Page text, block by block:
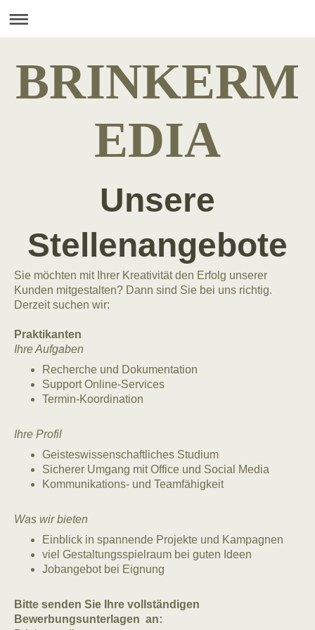
BRINKERM
EDIA
Unsere
Stellenangebote
Sie möchten mit Ihrer Kreativität den Erfolg unserer
Kunden mitgestalten? Dann sind Sie bei uns richtig.
Derzeit suchen wir:
Praktikanten
Ihre Aufgaben
Recherche und Dokumentation
Support Online-Services
Termin-Koordination
Ihre Profil
Geisteswissenschaftliches Studium
Sicherer Umgang mit Office und Social Media
Kommunikations- und Teamfähigkeit
Was wir bieten
Einblick in spannende Projekte und Kampagnen
viel Gestaltungsspielraum bei guten Ideen
Jobangebot bei Eignung
Bitte senden Sie Ihre vollständigen
Bewerbungsunterlagen an: